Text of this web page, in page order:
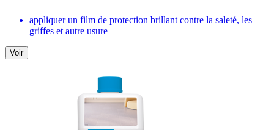
appliquer un film de protection brillant contre la saleté, les
griffes et autre usure
Voir